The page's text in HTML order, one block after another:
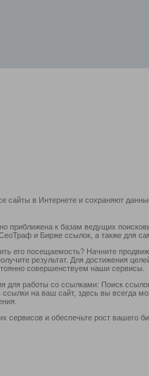
сайты в Интернете и сохраняют
приближена к базам ведущих
и Бирже ссылок, а также для
его посещаемость? Начните
результат. Для достижения
совершенствуем наши сервисы.
для работы со ссылками: Поиск
на ваш сайт, здесь вы всегда
сервисов и обеспечьте рост вашего